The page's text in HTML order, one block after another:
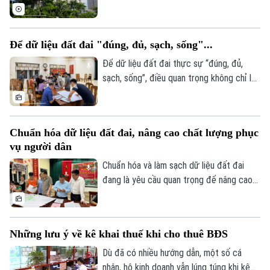
Di tích
Dinh dưỡng
Tư vấn sức khỏe
Quần vợt
Golf
Giải trí
Tin tức
Sao
Thời trang
Âm nhạc
Đã phát sóng
cần được kết nối, cập nhật và chia sẻ
đồng bộ.
Để dữ liệu đất đai "đúng, đủ, sạch, sống"...
Để dữ liệu đất đai thực sự “đúng, đủ,
sạch, sống”, điều quan trọng không chỉ là
của chiến dịch cao điểm 45 ngày, với mục
và căn hộ trước ngày 25/8/2026.
Chuẩn hóa dữ liệu đất đai, nâng cao chất lượng phục
vụ người dân
Chuẩn hóa và làm sạch dữ liệu đất đai
đang là yêu cầu quan trọng để nâng cao
ngày đang được triển khai đồng loạt từ
từng thôn, từng khu dân cư, với sự vào
cuộc của cả hệ thống chính trị và sự
Những lưu ý về kê khai thuế khi cho thuê BĐS
Dù đã có nhiều hướng dẫn, một số cá
nhân, hộ kinh doanh vẫn lúng túng khi kê